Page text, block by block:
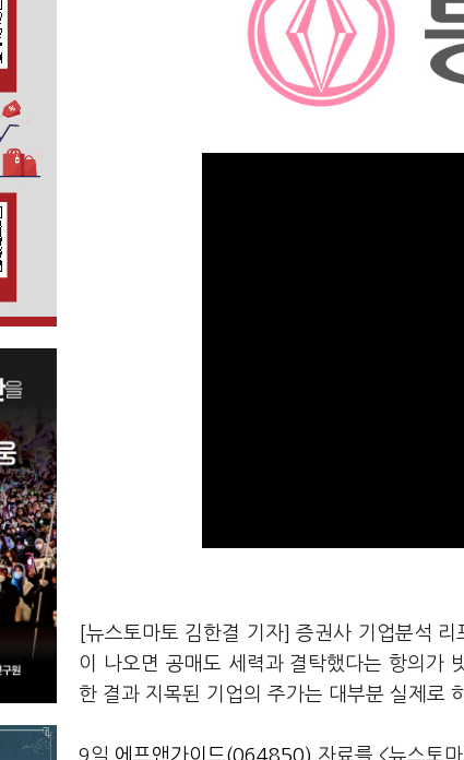
[뉴스토마토 김한결 기자] 증권사 기업분석
이 나오면 공매도 세력과 결탁했다는 항의가
한 결과 지목된 기업의 주가는 대부분 실제로
9일 에프앤가이드(064850) 자료를 <뉴스토